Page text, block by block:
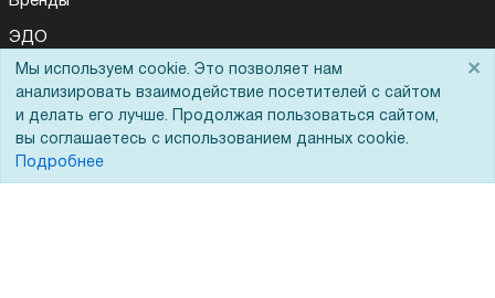
ЭДО
Помощь
Вопрос-ответ
Мы используем cookie. Это позволяет нам
анализировать взаимодействие посетителей с сайтом
и делать его лучше. Продолжая пользоваться сайтом,
вы соглашаетесь с использованием данных cookie.
Подробнее
×